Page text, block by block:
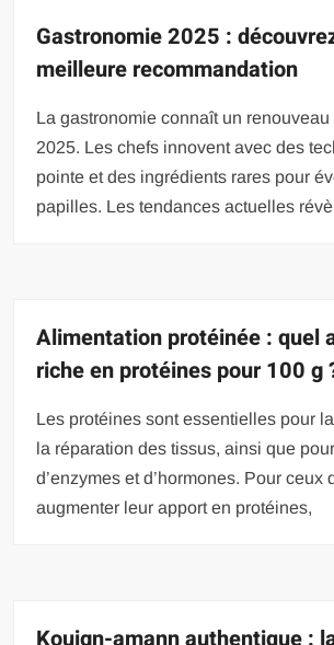
Gastronomie 2025 :
meilleure recommandation
La gastronomie connaît un renouveau
2025. Les chefs innovent avec des
pointe et des ingrédients rares pour
papilles. Les tendances actuelles
Alimentation protéinée : quel
riche en protéines pour 100 g
Les protéines sont essentielles pour
la réparation des tissus, ainsi que
d’enzymes et d’hormones. Pour ceux
augmenter leur apport en protéines,
Kouign-amann authentique :